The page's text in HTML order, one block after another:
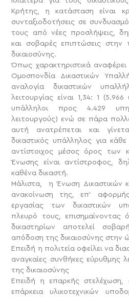
Κρήτης, η κατάσταση είναι
συνταξιοδοτήσεις σε
τους από νέες προσλήψεις,
και σοβαρές επιπτώσεις
δικαιοσύνης.
Όπως χαρακτηριστικά
Ομοσπονδία Δικαστικών
αναλογία δικαστικών
λειτουργίας είναι 1,34: 1 (5.966
υπάλληλοι προς 4.429
λειτουργούς) ενώ σε πάρα
αυτή ανατρέπεται και
δικαστικός υπάλληλος για
αντίστοιχος μέσος όρος των
Ένωσης είναι αντίστροφος,
καθένα δικαστή.
Μάλιστα, η Ένωση Δικαστικών
ανακοίνωση της, επ’
εργασίας των δικαστικών
πλευρό τους, επισημαίνοντας
δικαστηρίων αποτελεί
απόδοση της δικαιοσύνης στην
Επειδή η πολιτεία οφείλει να
αναγκαίες συνθήκες εύρυθμης
της δικαιοσύνης
Επειδή η επαρκής στελέχωση,
επάρκεια υλικοτεχνικών